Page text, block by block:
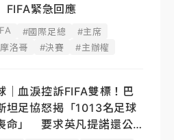
緊急回應
#國際足總
#主席
洛哥 #決賽 #主辦權
｜血淚控訴FIFA雙標！巴
坦足協怒揭「1013名足球
命」 要求英凡提諾還公